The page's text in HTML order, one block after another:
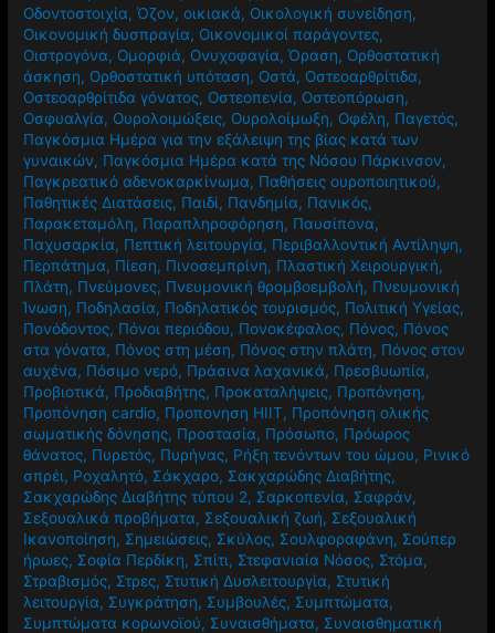
Οδοντοστοιχία,Όζον,οικιακά, Οικολογική συνείδηση,
Οικονομική δυσπραγία, Οικονομικοί παράγοντες,
Οιστρογόνα, Ομορφιά, Ονυχοφαγία,Όραση, Ορθοστατική
άσκηση, Ορθοστατική υπόταση, Οστά, Οστεοαρθρίτιδα,
Οστεοαρθρίτιδα γόνατος, Οστεοπενία, Οστεοπόρωση,
Οσφυαλγία, Ουρολοιμώξεις, Ουρολοίμωξη, Οφέλη, Παγετός,
Παγκόσμια Ημέρα για την εξάλειψη της βίας κατά των
γυναικών, Παγκόσμια Ημέρα κατά της Νόσου Πάρκινσον,
Παγκρεατικό αδενοκαρκίνωμα, Παθήσεις ουροποιητικού,
Παθητικές Διατάσεις, Παιδί, Πανδημία, Πανικός,
Παρακεταμόλη, Παραπληροφόρηση, Παυσίπονα,
Παχυσαρκία, Πεπτική λειτουργία, Περιβαλλοντική Αντίληψη,
Περπάτημα, Πίεση, Πινοσεμπρίνη, Πλαστική Χειρουργική,
Πλάτη, Πνεύμονες, Πνευμονική θρομβοεμβολή, Πνευμονική
Ίνωση, Ποδηλασία, Ποδηλατικός τουρισμός, Πολιτική Υγείας,
Πονόδοντος, Πόνοι περιόδου, Πονοκέφαλος, Πόνος, Πόνος
στα γόνατα, Πόνος στη μέση, Πόνος στην πλάτη, Πόνος στον
αυχένα, Πόσιμο νερό, Πράσινα λαχανικά, Πρεσβυωπία,
Προβιοτικά, Προδιαβήτης, Προκαταλήψεις, Προπόνηση,
Προπόνηση cardio, Προπονηση HIIT, Προπόνηση ολικής
σωματικής δόνησης, Προστασία, Πρόσωπο, Πρόωρος
θάνατος, Πυρετός, Πυρήνας, Ρήξη τενόντων του ώμου, Ρινικό
σπρέι, Ροχαλητό, Σάκχαρο, Σακχαρώδης Διαβήτης,
Σακχαρώδης Διαβήτης τύπου 2, Σαρκοπενία, Σαφράν,
Σεξουαλικά προβήματα, Σεξουαλική ζωή, Σεξουαλική
Ικανοποίηση, Σημειώσεις, Σκύλος, Σουλφοραφάνη, Σούπερ
ήρωες, Σοφία Περδίκη, Σπίτι, Στεφανιαία Νόσος, Στόμα,
Στραβισμός, Στρες, Στυτική Δυσλειτουργία, Στυτική
λειτουργία, Συγκράτηση, Συμβουλές, Συμπτώματα,
Συμπτώματα κορωνοϊού, Συναισθήματα, Συναισθηματική